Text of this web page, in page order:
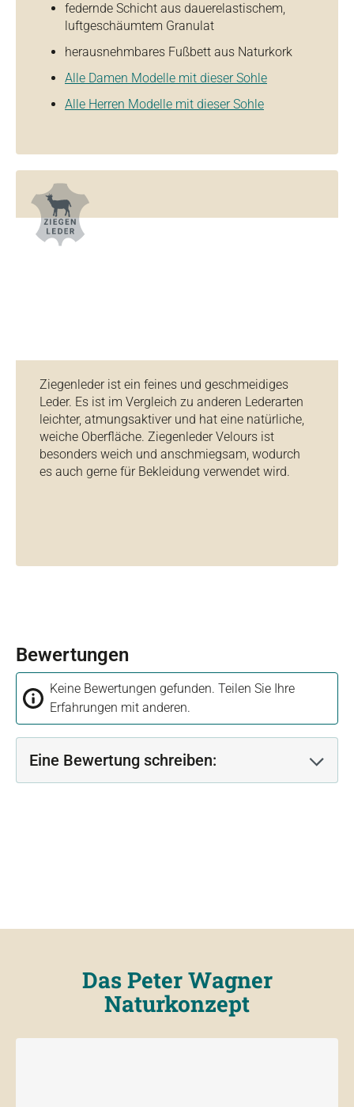
federnde Schicht aus dauerelastischem,
luftgeschäumtem Granulat
herausnehmbares Fußbett aus Naturkork
Alle Damen Modelle mit dieser Sohle
Alle Herren Modelle mit dieser Sohle
Ziegenleder ist ein feines und geschmeidiges
Leder. Es ist im Vergleich zu anderen Lederarten
leichter, atmungsaktiver und hat eine natürliche,
weiche Oberfläche. Ziegenleder Velours ist
besonders weich und anschmiegsam, wodurch
es auch gerne für Bekleidung verwendet wird.
Bewertungen
Keine Bewertungen gefunden. Teilen Sie Ihre
Erfahrungen mit anderen.
Eine Bewertung schreiben:
Das Peter Wagner
Naturkonzept